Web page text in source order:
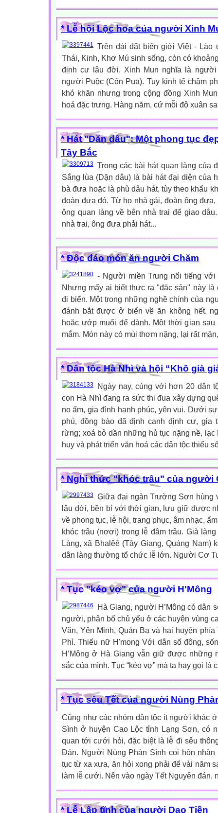
* Lễ hội Lộc hoa của người Xinh
Trên dải đất biên giới Việt - Lào
Thái, Kinh, Khơ Mú sinh sống, còn có
định cư lâu đời. Xinh Mun nghĩa là
người Puộc (Côn Pụa). Tuy kinh tế chậm
khó khăn nhưng trong cộng đồng Xinh
hoá đặc trưng. Hàng năm, cứ mỗi độ xuân
* Hát "Dăn dâu": Một phong tục
Tây Bắc
Trong các bài hát quan làng của
Sắng lùa (Dặn dâu) là bài hát đại diện của
bà đưa hoặc là phù dâu hát, tùy theo khẩu
đoàn đưa đó. Từ họ nhà gái, đoàn ông
ông quan làng về bên nhà trai để giao
nhà trai, ông đưa phải hát...
* Độc đáo món ăn người Chăm
- Người miền Trung nổi tiếng với
Nhưng mấy ai biết thực ra "đặc sản" này
đi biển. Một trong những nghề chính của
đánh bắt được ở biển về ăn không hết,
hoặc ướp muối để dành. Một thời gian
mắm. Món này có mùi thơm nặng, lại rất
* Dân tộc Hà Nhì và hội “Khô già
Ngày nay, cùng với hơn 20 dân
con Hà Nhì đang ra sức thi đua xây dựng
no ấm, gia đình hạnh phúc, yên vui. Dưới
phủ, đồng bào đã định canh định cư, gia
rừng; xoá bỏ dần những hủ tục nặng nề, lạc
huy và phát triển văn hoá các dân tộc thiểu
* Nghi thức "khóc trâu" của người
Giữa đại ngàn Trường Sơn hùng
lâu đời, bền bỉ với thời gian, lưu giữ được
về phong tục, lễ hội, trang phục, âm nhạc,
khóc trâu (nơơi) trong lễ đâm trâu. Già
Làng, xã Bhalêê (Tây Giang, Quảng Nam)
dân làng thường tổ chức lễ lớn. Người Cơ
* Tục "kéo vợ" của người H'Mông
Hà Giang, người H’Mông có dân
người, phân bố chủ yếu ở các huyện vùng
Văn, Yên Minh, Quản Bạ và hai huyện
Phì. Thiếu nữ H'mong Với dân số đông,
H’Mông ở Hà Giang vẫn giữ được những
sắc của mình. Tục “kéo vợ” mà ta hay gọi
* Tục sêu Tết của người Nùng
Cũng như các nhóm dân tộc ít người khác
Sình ở huyện Cao Lộc tỉnh Lạng Sơn, có
quan tới cưới hỏi, đặc biệt là lễ đi sêu
Đán. Người Nùng Phàn Sình coi hôn nhân
tục từ xa xưa, ăn hỏi xong phải để vài năm
làm lễ cưới. Nên vào ngày Tết Nguyên đán,
* Lễ Lập tĩnh của người Dao Tiền